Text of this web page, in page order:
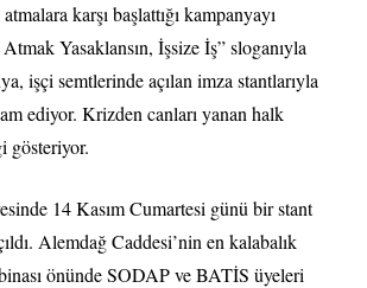
karşı başlattığı kampanyayı
Yasaklansın, İşsize İş” sloganıyla
işçi semtlerinde açılan imza stantlarıyla
ediyor. Krizden canları yanan halk
gösteriyor.
14 Kasım Cumartesi günü bir stant
Alemdağ Caddesi’nin en kalabalık
önünde SODAP ve BATİS üyeleri